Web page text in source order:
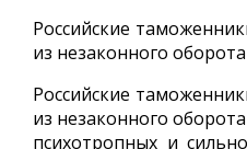
Российские
из незаконного
Российские
из незаконного
психотропных и